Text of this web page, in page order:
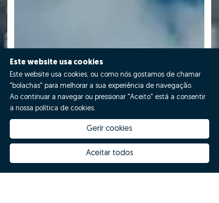
Este website usa cookies
Este website usa cookies, ou como nós gostamos de chamar
"bolachas" para melhorar a sua experiência de navegação.
Ao continuar a navegar ou pressionar "Aceito" está a consentir
a nossa política de cookies.
Gerir cookies
Aceitar todos